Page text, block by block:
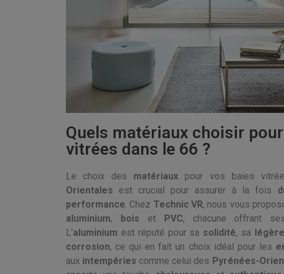
Quels matériaux choisir
vitrées dans le 66 ?
Le choix des matériaux pour vos baies
Orientales est crucial pour assurer à la fois
performance. Chez Technic VR, nous vous
aluminium, bois et PVC, chacune offrant
L’aluminium est réputé pour sa solidité, sa
corrosion, ce qui en fait un choix idéal pour les
aux intempéries comme celui des Pyrénées-